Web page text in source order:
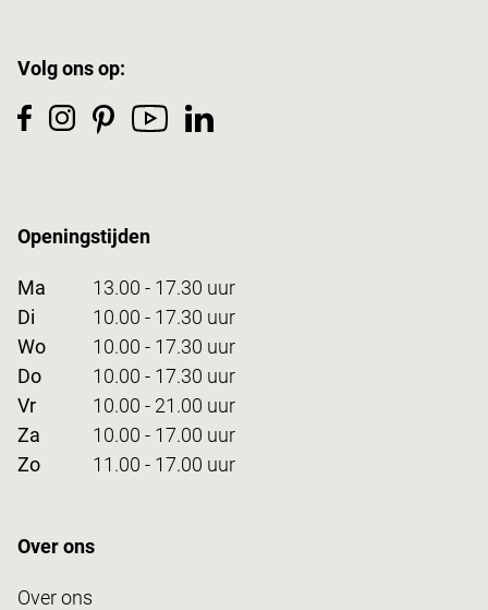
Volg ons op:
Openingstijden
Ma
13.00 - 17.30 uur
Di
10.00 - 17.30 uur
Wo
10.00 - 17.30 uur
Do
10.00 - 17.30 uur
Vr
10.00 - 21.00 uur
Za
10.00 - 17.00 uur
Zo
11.00 - 17.00 uur
Over ons
Over ons